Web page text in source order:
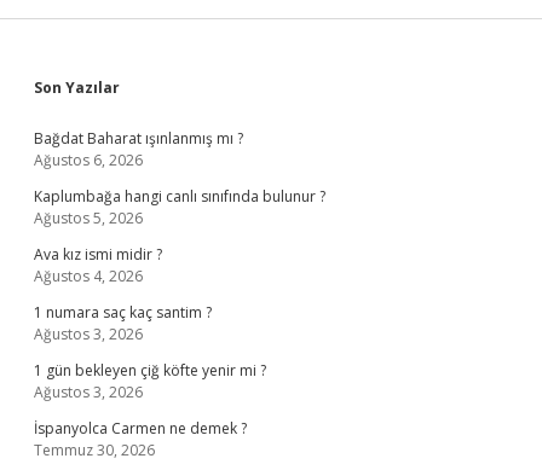
Sidebar
Son Yazılar
Bağdat Baharat ışınlanmış mı ?
Ağustos 6, 2026
Kaplumbağa hangi canlı sınıfında bulunur ?
Ağustos 5, 2026
Ava kız ismi midir ?
Ağustos 4, 2026
1 numara saç kaç santim ?
Ağustos 3, 2026
1 gün bekleyen çiğ köfte yenir mi ?
Ağustos 3, 2026
İspanyolca Carmen ne demek ?
Temmuz 30, 2026